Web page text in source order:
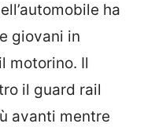
ha
giovani in
motorino. Il
il guard rail
avanti mentre